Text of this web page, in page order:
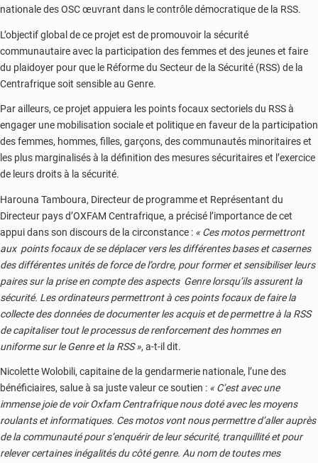
nationale des OSC œuvrant dans le contrôle démocratique de la RSS.
L’objectif global de ce projet est de promouvoir la sécurité
communautaire avec la participation des femmes et des jeunes et faire
du plaidoyer pour que le Réforme du Secteur de la Sécurité (RSS) de la
Centrafrique soit sensible au Genre.
Par ailleurs, ce projet appuiera les points focaux sectoriels du RSS à
engager une mobilisation sociale et politique en faveur de la participation
des femmes, hommes, filles, garçons, des communautés minoritaires et
les plus marginalisés à la définition des mesures sécuritaires et l’exercice
de leurs droits à la sécurité.
Harouna Tamboura, Directeur de programme et Représentant du
Directeur pays d’OXFAM Centrafrique, a précisé l’importance de cet
appui dans son discours de la circonstance : « Ces motos permettront
aux points focaux de se déplacer vers les différentes bases et casernes
des différentes unités de force de l’ordre, pour former et sensibiliser leurs
paires sur la prise en compte des aspects Genre lorsqu’ils assurent la
sécurité. Les ordinateurs permettront à ces points focaux de faire la
collecte des données de documenter les acquis et de permettre à la RSS
de capitaliser tout le processus de renforcement des hommes en
uniforme sur le Genre et la RSS », a-t-il dit.
Nicolette Wolobili, capitaine de la gendarmerie nationale, l’une des
bénéficiaires, salue à sa juste valeur ce soutien : « C’est avec une
immense joie de voir Oxfam Centrafrique nous doté avec les moyens
roulants et informatiques. Ces motos vont nous permettre d’aller auprès
de la communauté pour s’enquérir de leur sécurité, tranquillité et pour
relever certaines inégalités du côté genre. Au nom de toutes mes